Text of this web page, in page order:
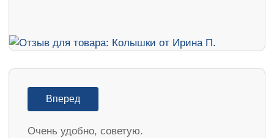
Вперед
Очень удобно, советую.